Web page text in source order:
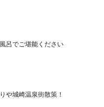
呂でご堪能ください
や城崎温泉街散策！